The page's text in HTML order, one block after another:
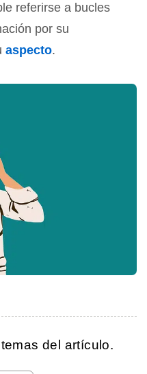
referirse a bucles
por su
aspecto.
del artículo.